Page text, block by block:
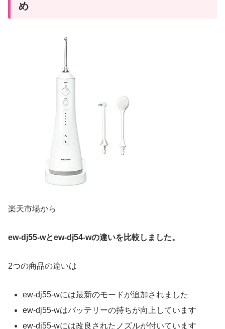
め
楽天市場から
ew-dj55-wとew-dj54-wの違いを比較しました。
2つの商品の違いは
ew-dj55-wには最新のモードが追加されました
ew-dj55-wはバッテリーの持ちが向上しています
ew-dj55-wには改良されたノズルが付いています